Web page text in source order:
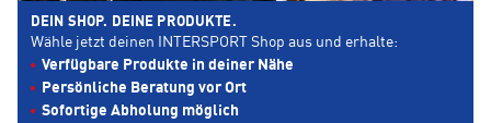
DEIN SHOP. DEINE PRODUKTE.
Wähle jetzt deinen INTERSPORT Shop aus und erhalte:
Verfügbare Produkte in deiner Nähe
Persönliche Beratung vor Ort
Sofortige Abholung möglich